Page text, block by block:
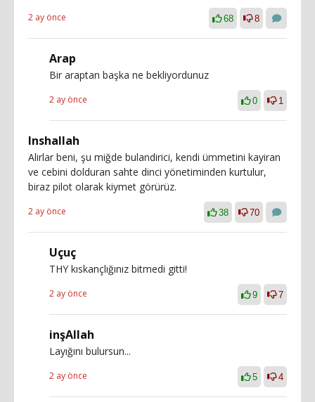
2 ay önce 68 8
Arap
Bir araptan başka ne bekliyordunuz
2 ay önce 0 1
Inshallah
Alirlar beni, şu miğde bulandirici, kendi ümmetini kayiran
ve cebini dolduran sahte dinci yönetiminden kurtulur,
biraz pilot olarak kiymet görürüz.
2 ay önce 38 70
Uçuç
THY kıskançlığınız bitmedi gitti!
2 ay önce 9 7
inşAllah
Layığını bulursun...
2 ay önce 5 4